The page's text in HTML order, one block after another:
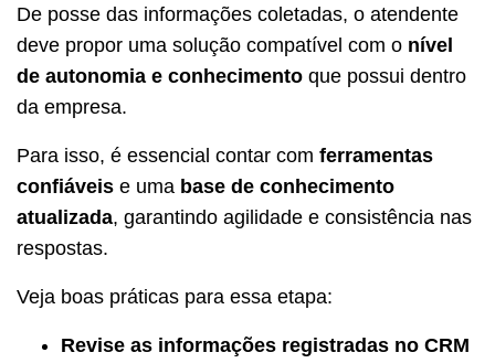
De posse das informações coletadas, o atendente
deve propor uma solução compatível com o nível
de autonomia e conhecimento que possui dentro
da empresa.
Para isso, é essencial contar com ferramentas
confiáveis e uma base de conhecimento
atualizada, garantindo agilidade e consistência nas
respostas.
Veja boas práticas para essa etapa:
Revise as informações registradas no CRM